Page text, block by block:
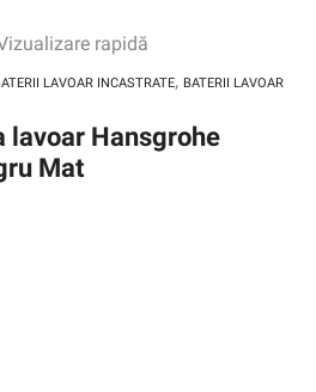
rapidă
LAVOAR INCASTRATE, BATERII LAVOAR
lavoar Hansgrohe
Mat